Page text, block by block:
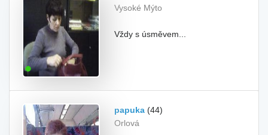
Vysoké Mýto
Vždy s úsměvem...
papuka (44)
Orlová